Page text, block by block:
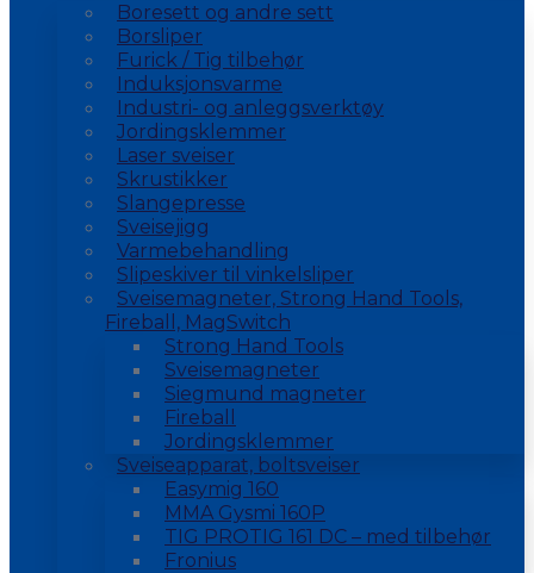
Boresett og andre sett
Borsliper
Furick / Tig tilbehør
Induksjonsvarme
Industri- og anleggsverktøy
Jordingsklemmer
Laser sveiser
Skrustikker
Slangepresse
Sveisejigg
Varmebehandling
Slipeskiver til vinkelsliper
Sveisemagneter, Strong Hand Tools,
Fireball, MagSwitch
Strong Hand Tools
Sveisemagneter
Siegmund magneter
Fireball
Jordingsklemmer
Sveiseapparat, boltsveiser
Easymig 160
MMA Gysmi 160P
TIG PROTIG 161 DC – med tilbehør
Fronius